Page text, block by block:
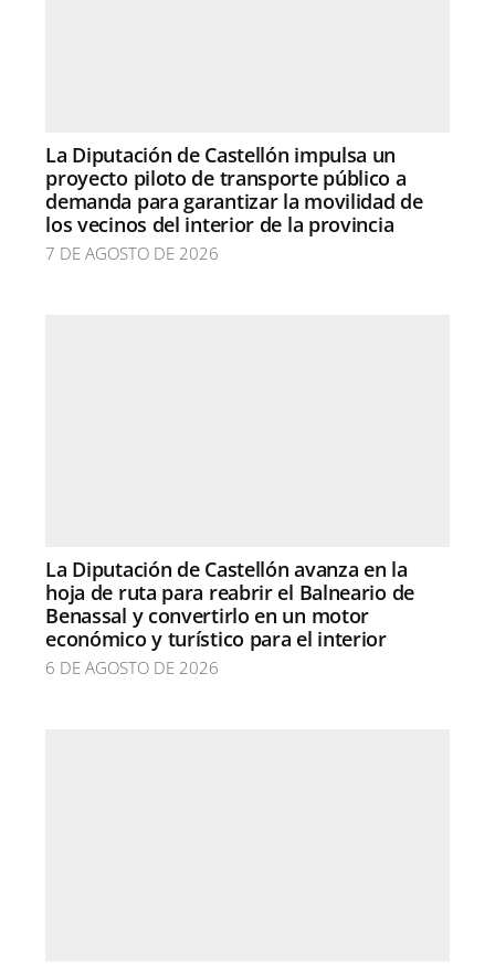
La Diputación de Castellón impulsa un
proyecto piloto de transporte público a
demanda para garantizar la movilidad de
los vecinos del interior de la provincia
7 DE AGOSTO DE 2026
La Diputación de Castellón avanza en la
hoja de ruta para reabrir el Balneario de
Benassal y convertirlo en un motor
económico y turístico para el interior
6 DE AGOSTO DE 2026